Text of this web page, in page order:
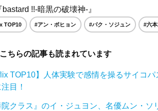
!!-暗黒の破壊神-』
TOP10 #アン・ボヒョン #パク・ソジュン #六
こちらの記事も読まれています
TOP10】人体実験で感情を操るサイコ
目！
院クラス』のイ・ジュヨン、名優ムン・